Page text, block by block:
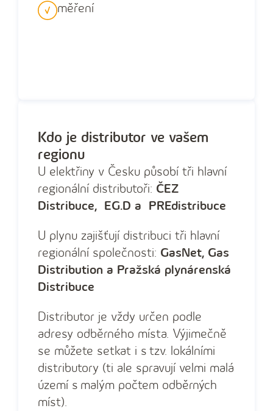
měření
Kdo je distributor ve vašem
regionu
U elektřiny v Česku působí tři hlavní
regionální distributoři: ČEZ
Distribuce, EG.D a PREdistribuce
U plynu zajišťují distribuci tři hlavní
regionální společnosti: GasNet, Gas
Distribution a Pražská plynárenská
Distribuce
Distributor je vždy určen podle
adresy odběrného místa. Výjimečně
se můžete setkat i s tzv. lokálními
distributory (ti ale spravují velmi malá
území s malým počtem odběrných
míst).